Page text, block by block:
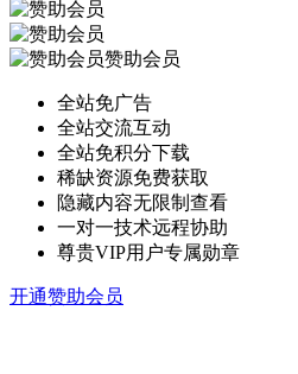
赞助会员
全站免广告
全站交流互动
全站免积分下载
稀缺资源免费获取
隐藏内容无限制查看
一对一技术远程协助
尊贵VIP用户专属勋章
开通赞助会员